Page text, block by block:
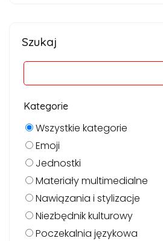
Szukaj
Kategorie
Wszystkie kategorie
Emoji
Jednostki
Materiały multimedialne
Nawiązania i stylizacje
Niezbędnik kulturowy
Poczekalnia językowa